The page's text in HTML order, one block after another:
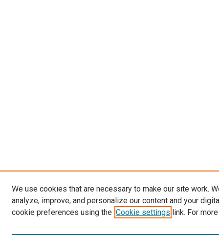
We use cookies that are necessary to make our site work.
analyze, improve, and personalize our content and your
cookie preferences using the Cookie settings link. For